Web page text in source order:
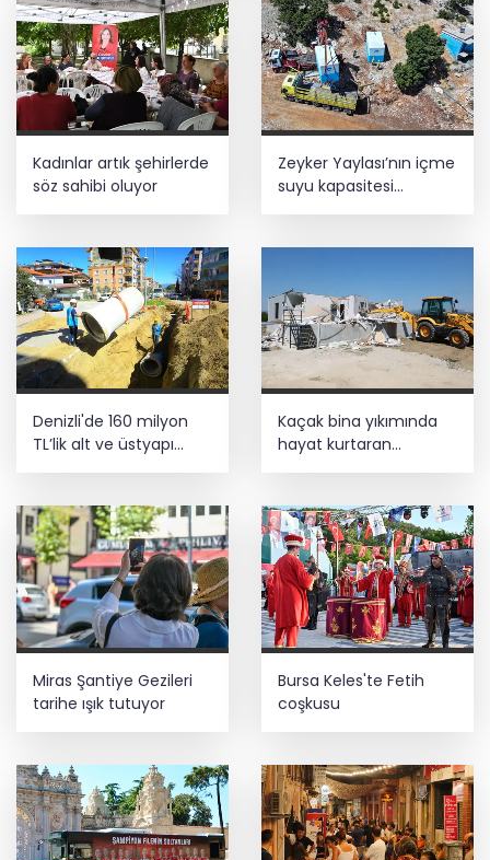
İş Bankası Grubu üst yönetiminde görev
değişimi
İbrahim Burkay seçimlerde açık ara
önde! Dev lansmanda neler oldu?
döndü
Kadınlar artık şehirlerde
söz sahibi oluyor
Zeyker Yaylası’nın içme
suyu kapasitesi
Denizli'de 160 milyon
TL’lik alt ve üstyapı
yatırımı
Kaçak bina yıkımında
hayat kurtaran
müdahale
Miras Şantiye Gezileri
tarihe ışık tutuyor
Bursa Keles'te Fetih
coşkusu